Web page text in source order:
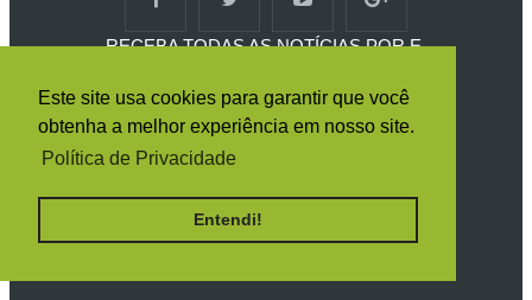
Este site usa cookies para garantir que você
obtenha a melhor experiência em nosso site.
Política de Privacidade
Entendi!
RECEBA TODAS AS NOTÍCIAS POR E-